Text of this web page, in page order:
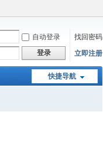
自动登录
找回密码
登录 立即注册
快捷导航